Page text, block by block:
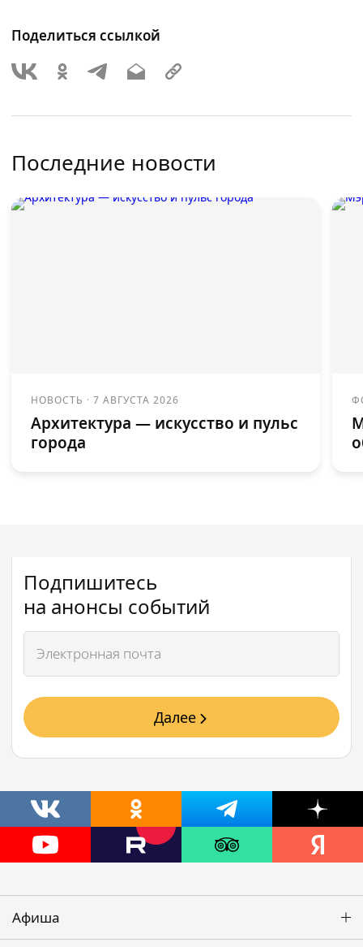
Поделиться ссылкой
Последние новости
НОВОСТЬ ·7 АВГУСТА 2026
Архитектура — искусство и пульс
города
Подпишитесь
на анонсы событий
Далее
Афиша